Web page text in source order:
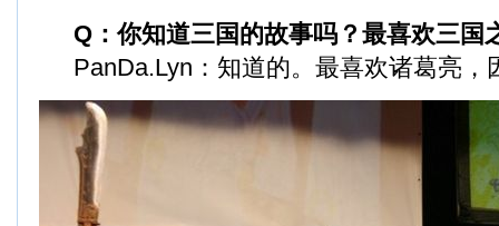
Q：你知道三国的故事吗？最喜欢三国
PanDa.Lyn：知道的。最喜欢诸葛亮，